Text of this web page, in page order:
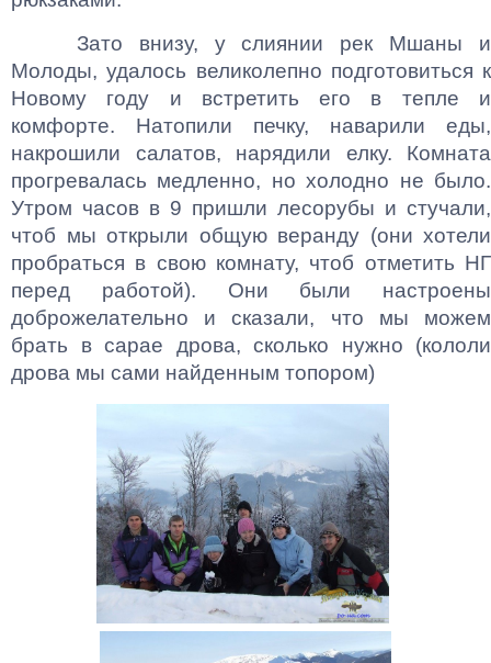
Зато внизу, у слиянии рек Мшаны и
Молоды, удалось великолепно подготовиться к
Новому году и встретить его в тепле и
комфорте. Натопили печку, наварили еды,
накрошили салатов, нарядили елку. Комната
прогревалась медленно, но холодно не было.
Утром часов в 9 пришли лесорубы и стучали,
чтоб мы открыли общую веранду (они хотели
пробраться в свою комнату, чтоб отметить НГ
перед работой). Они были настроены
доброжелательно и сказали, что мы можем
брать в сарае дрова, сколько нужно (кололи
дрова мы сами найденным топором)